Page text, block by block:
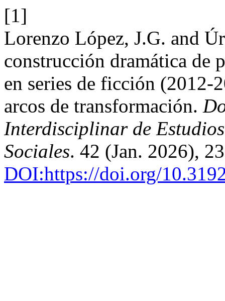
[1]
Lorenzo López, J.G. and
construcción dramática de
en series de ficción
arcos de transformación.
Interdisciplinar de
Sociales. 42 (Jan. 2026),
DOI:https://doi.org/